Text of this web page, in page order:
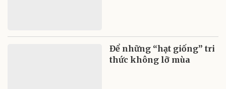
Để những “hạt giống” tri
thức không lỡ mùa